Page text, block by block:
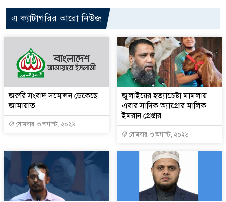
এ ক্যাটাগরির আরো নিউজ
জরুরি সংবাদ সম্মেলন ডেকেছে
জামায়াত
সোমবার, ৩ অগাস্ট, ২০২৬
জুলাইয়ের হত্যাচেষ্টা মামলায়
এবার সাদিক অ্যাগ্রোর মালিক
ইমরান গ্রেপ্তার
সোমবার, ৩ অগাস্ট, ২০২৬